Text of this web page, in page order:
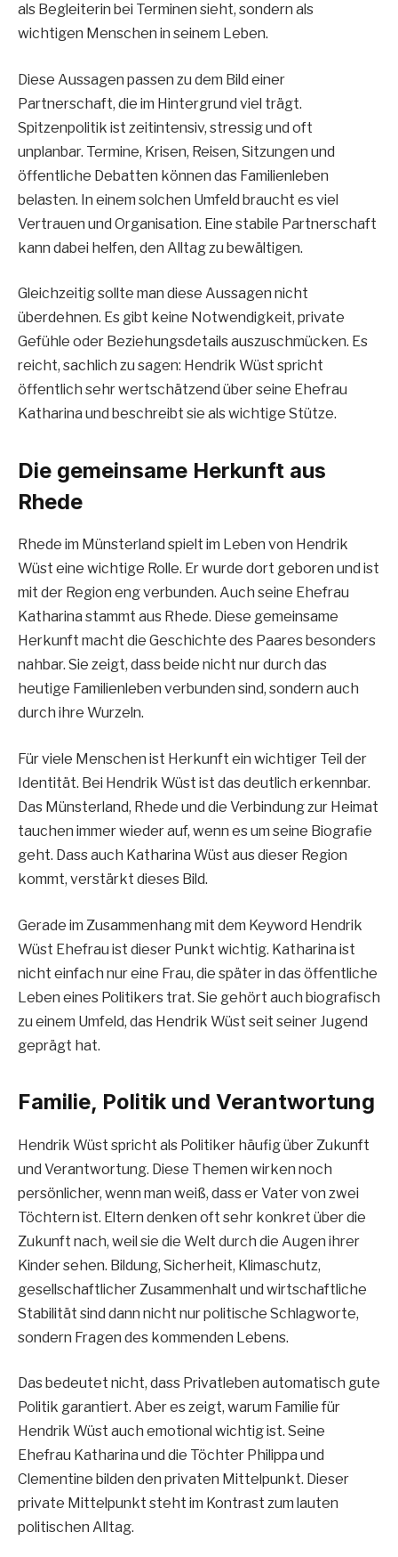
als Begleiterin bei Terminen sieht, sondern als
wichtigen Menschen in seinem Leben.
Diese Aussagen passen zu dem Bild einer
Partnerschaft, die im Hintergrund viel trägt.
Spitzenpolitik ist zeitintensiv, stressig und oft
unplanbar. Termine, Krisen, Reisen, Sitzungen und
öffentliche Debatten können das Familienleben
belasten. In einem solchen Umfeld braucht es viel
Vertrauen und Organisation. Eine stabile Partnerschaft
kann dabei helfen, den Alltag zu bewältigen.
Gleichzeitig sollte man diese Aussagen nicht
überdehnen. Es gibt keine Notwendigkeit, private
Gefühle oder Beziehungsdetails auszuschmücken. Es
reicht, sachlich zu sagen: Hendrik Wüst spricht
öffentlich sehr wertschätzend über seine Ehefrau
Katharina und beschreibt sie als wichtige Stütze.
Die gemeinsame Herkunft aus
Rhede
Rhede im Münsterland spielt im Leben von Hendrik
Wüst eine wichtige Rolle. Er wurde dort geboren und ist
mit der Region eng verbunden. Auch seine Ehefrau
Katharina stammt aus Rhede. Diese gemeinsame
Herkunft macht die Geschichte des Paares besonders
nahbar. Sie zeigt, dass beide nicht nur durch das
heutige Familienleben verbunden sind, sondern auch
durch ihre Wurzeln.
Für viele Menschen ist Herkunft ein wichtiger Teil der
Identität. Bei Hendrik Wüst ist das deutlich erkennbar.
Das Münsterland, Rhede und die Verbindung zur Heimat
tauchen immer wieder auf, wenn es um seine Biografie
geht. Dass auch Katharina Wüst aus dieser Region
kommt, verstärkt dieses Bild.
Gerade im Zusammenhang mit dem Keyword Hendrik
Wüst Ehefrau ist dieser Punkt wichtig. Katharina ist
nicht einfach nur eine Frau, die später in das öffentliche
Leben eines Politikers trat. Sie gehört auch biografisch
zu einem Umfeld, das Hendrik Wüst seit seiner Jugend
geprägt hat.
Familie, Politik und Verantwortung
Hendrik Wüst spricht als Politiker häufig über Zukunft
und Verantwortung. Diese Themen wirken noch
persönlicher, wenn man weiß, dass er Vater von zwei
Töchtern ist. Eltern denken oft sehr konkret über die
Zukunft nach, weil sie die Welt durch die Augen ihrer
Kinder sehen. Bildung, Sicherheit, Klimaschutz,
gesellschaftlicher Zusammenhalt und wirtschaftliche
Stabilität sind dann nicht nur politische Schlagworte,
sondern Fragen des kommenden Lebens.
Das bedeutet nicht, dass Privatleben automatisch gute
Politik garantiert. Aber es zeigt, warum Familie für
Hendrik Wüst auch emotional wichtig ist. Seine
Ehefrau Katharina und die Töchter Philippa und
Clementine bilden den privaten Mittelpunkt. Dieser
private Mittelpunkt steht im Kontrast zum lauten
politischen Alltag.